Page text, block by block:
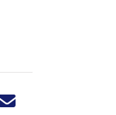
nieuwsbericht via X
dit nieuwsbericht
dit nieuwsbericht
Deel dit